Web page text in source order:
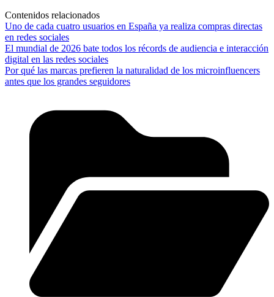
Contenidos relacionados
Uno de cada cuatro usuarios en España ya realiza compras directas
en redes sociales
El mundial de 2026 bate todos los récords de audiencia e interacción
digital en las redes sociales
Por qué las marcas prefieren la naturalidad de los microinfluencers
antes que los grandes seguidores